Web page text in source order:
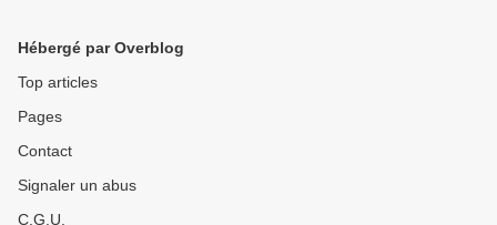
Hébergé par Overblog
Top articles
Pages
Contact
Signaler un abus
C.G.U.